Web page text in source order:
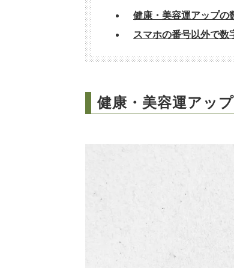
健康・美容運アップの
スマホの番号以外で数
健康・美容運アッ